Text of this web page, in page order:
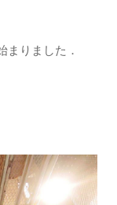
まりました．